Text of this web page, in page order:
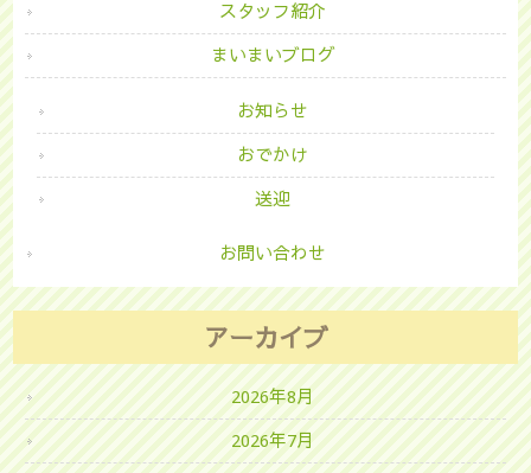
スタッフ紹介
まいまいブログ
お知らせ
おでかけ
送迎
お問い合わせ
アーカイブ
2026年8月
2026年7月